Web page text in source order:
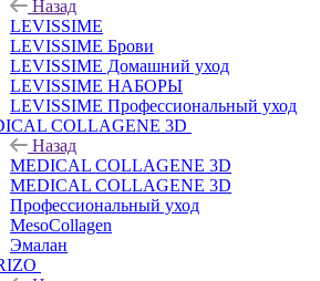
Назад
LEVISSIME
LEVISSIME Брови
LEVISSIME Домашний уход
LEVISSIME НАБОРЫ
LEVISSIME Профессиональный уход
COLLAGENE 3D
Назад
MEDICAL COLLAGENE 3D
MEDICAL COLLAGENE 3D
Профессиональный уход
MesoCollagen
Эмалан